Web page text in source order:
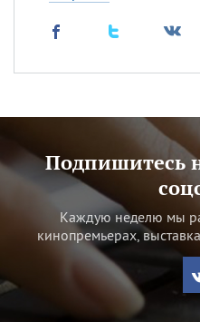
Подпишитесь
Каждую неделю мы
кинопремьерах,